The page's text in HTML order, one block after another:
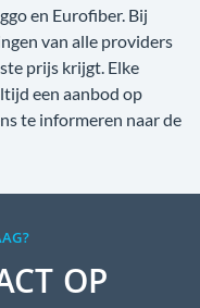
en Eurofiber. Bij
van alle providers
prijs krijgt. Elke
een aanbod op
te informeren naar de
OP